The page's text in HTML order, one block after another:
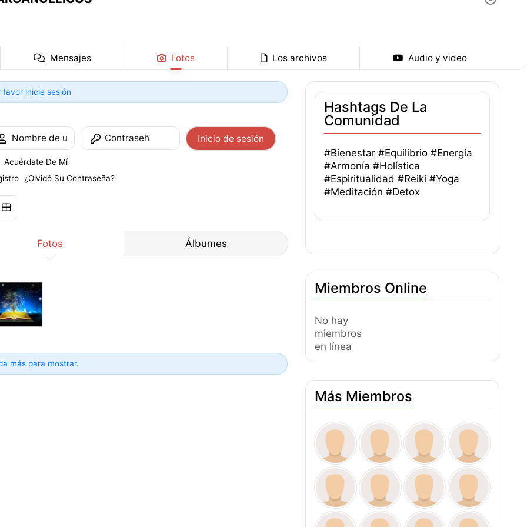
Mensajes Fotos Los archivos Audio y video
favor inicie sesión
Inicio de sesión
Acuérdate De Mí
¿Olvidó Su Contraseña?
Fotos Álbumes
más para mostrar.
Hashtags De La
Comunidad
#Bienestar #Equilibrio #Energía
#Armonía #Holística
#Espiritualidad #Reiki #Yoga
#Meditación #Detox
Miembros Online
No hay
miembros
en línea
Más Miembros